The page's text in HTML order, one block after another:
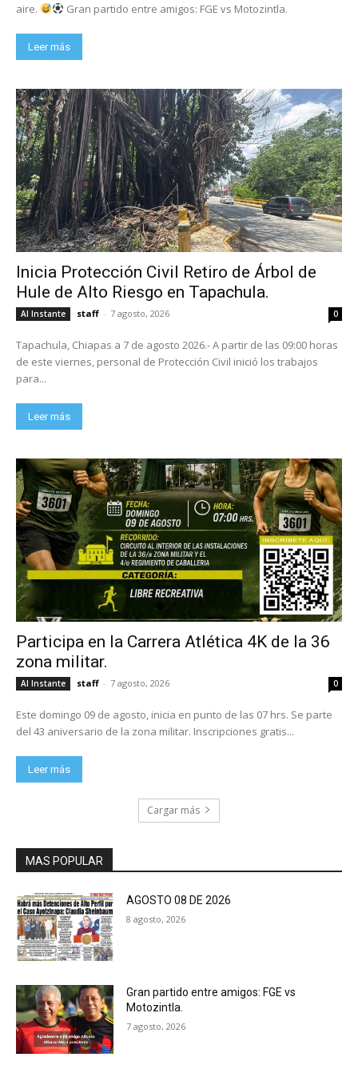
aire. Gran partido entre amigos: FGE vs Motozintla.
Leer más
Inicia Protección Civil Retiro de Árbol de
Hule de Alto Riesgo en Tapachula.
Al Instante staff - 7 agosto, 2026 0
Tapachula, Chiapas a 7 de agosto 2026.- A partir de las 09:00 horas
de este viernes, personal de Protección Civil inició los trabajos
para...
Leer más
Participa en la Carrera Atlética 4K de la 36
zona militar.
Al Instante staff - 7 agosto, 2026 0
Este domingo 09 de agosto, inicia en punto de las 07 hrs. Se parte
del 43 aniversario de la zona militar. Inscripciones gratis...
Leer más
Cargar más
MAS POPULAR
AGOSTO 08 DE 2026
8 agosto, 2026
Gran partido entre amigos: FGE vs
Motozintla.
7 agosto, 2026